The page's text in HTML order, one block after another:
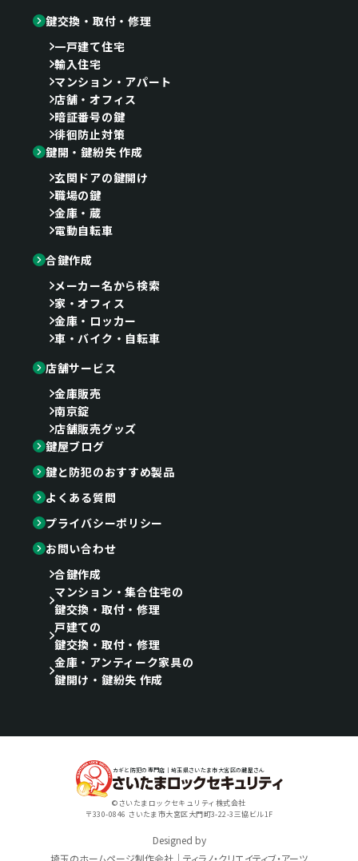
鍵交換・取付・修理
一戸建て住宅
輸入住宅
マンション・アパート
店舗・オフィス
暗証番号の鍵
徘徊防止対策
鍵開・鍵紛失 作成
玄関ドアの鍵開け
職場の鍵
金庫・蔵
電動自転車
合鍵作成
メーカー名から検索
家・オフィス
金庫・ロッカー
車・バイク・自転車
店舗サービス
金庫販売
南京錠
店舗販売グッズ
鍵屋ブログ
鍵と防犯のおすすめ製品
よくある質問
プライバシーポリシー
お問い合わせ
合鍵作成
マンション・集合住宅の
鍵交換・取付・修理
戸建ての
鍵交換・取付・修理
金庫・アンティーク家具の
鍵開け・鍵紛失 作成
カギと防犯の専門店｜埼玉県さいたま市大宮区の鍵屋さん
©さいたまロックセキュリティ株式会社
〒330-0846 さいたま市大宮区大門町3-22-3三協ビル1F
Designed by
埼玉のホームページ制作会社｜ティラノ・クリエイティブ・アーツ